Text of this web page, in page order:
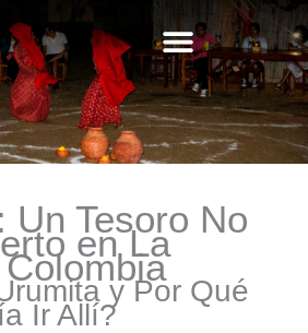
Un Tesoro No
en La
y Por Qué
Ir Allí?